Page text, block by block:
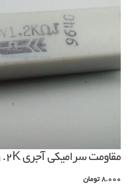
مقاومت سرامیکی آجری ۱۰W1.2K
8.000 تومان